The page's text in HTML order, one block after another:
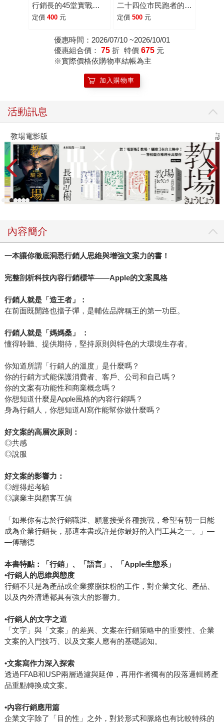
行銷長的45堂實戰策
略與文案技法課
定價 400 元
二十四位市民跑者的汗
水與夢想
定價 500 元
優惠時間：2026/07/10 ~2026/10/01
優惠組合價： 75 折 特價 675 元
※實際價格依購物車結帳為主
加入購物車
活動訊息
教場電影版 讀
內容簡介
一本讓你徹底洞悉行銷人思維與增強文案力的書！
完整剖析科技內容行銷標竿――Apple的文案風格
行銷人就是「造王者」：
在前面既開路也擋子彈，是輔佐品牌稱王的第一功臣。
行銷人就是「媽媽桑」 ：
懂得聆聽、提供期待，堅持原則與特色的大環境生存者。
你知道所謂「行銷人的溫度」是什麼嗎？
你的行銷方式能保護消費者、客戶、公司和自己嗎？
你的文案有功能性和商業概念嗎？
你想知道什麼是Apple風格的內容行銷嗎？
身為行銷人，你想知道AI寫作能幫你做什麼嗎？
好文案的高層次原則：
◎共感
◎說服
好文案的影響力：
◎經得起考驗
◎讓業主與顧客互信
「如果你有志於行銷職涯、願意接受各種挑戰，希望有朝一日能
成為企業行銷長，那這本書或許是你最好的入門工具之一。」―
―傅瑞德
本書特點：「行銷」、「語言」、「Apple生態系」
•行銷人的思維與態度
行銷不只是為產品或企業擦脂抹粉的工作，對企業文化、產品、
以及內外溝通都具有強大的影響力。
•行銷人的文字之道
「文字」與「文案」的差異、文案在行銷策略中的重要性、企業
文案的入門技巧、以及文案人應有的基礎認知。
•文案寫作力深入探索
透過FFAB和USP兩層過濾與延伸，再用作者獨有的段落邏輯將產
品重點轉換成文案。
•內容行銷應用篇
企業文字除了「目的性」之外，對於形式和脈絡也有比較特殊的